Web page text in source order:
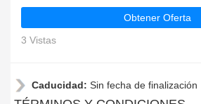
Obtener Oferta
3 Vistas
Caducidad: Sin fecha de finalización